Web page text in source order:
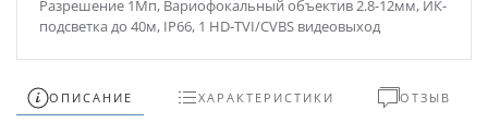
Разрешение 1Мп, Вариофокальный объектив 2.8-12мм, ИК-
подсветка до 40м, IP66, 1 HD-TVI/CVBS видеовыход
ОПИСАНИЕ ХАРАКТЕРИСТИКИ ОТЗЫВ